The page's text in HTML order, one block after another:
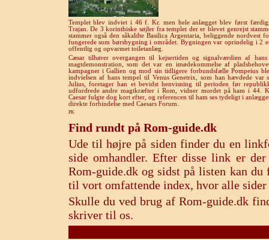
Templet blev indviet i 46 f. Kr. men hele anlægget blev først
Trajan. De 3 korinthiske søjler fra templet der er blevet genrejst
stammer også den såkaldte Basilica Argentaria, beliggende
fungerede som børsbygning i området. Bygningen var oprindelig i 2
offentlig og opvarmet toiletanlæg.
Cæsar tilhører overgangen til kejsertiden og signalværdien af
magtdemonstration, som det var en imødekommelse af
kampagner i Gallien og mod sin tidligere forbundsfælle Pompeius
indvielsen af hans tempel til Venus Genetrix, som han hævdede var
Julius, foretager han et bevidst henvisning til perioden før
udfordrede andre magtkræfter i Rom, vidner mordet på ham i 44.
Caesar fulgte dog kort efter, og referencen til ham ses tydeligt i
direkte forbindelse med Caesars Forum.
PK
Find rundt på Rom-guide.dk
Ude til højre på siden finder du en
side omhandler. Efter disse link er
Rom-guide.dk og sidst på listen kan
til vort omfattende index, hvor alle
Skulle du ved brug af Rom-guide.dk
skriver til os.